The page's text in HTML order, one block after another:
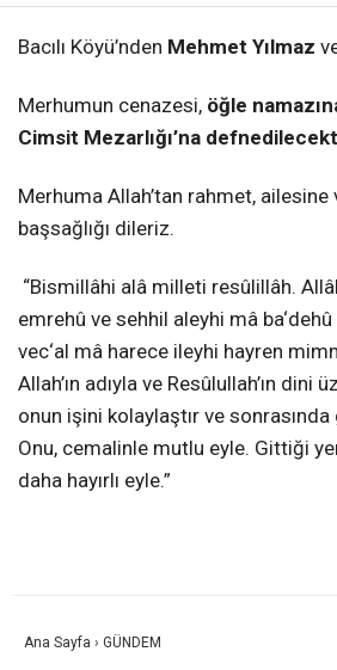
Bacılı Köyü’nden Mehmet Yılmaz
Merhumun cenazesi, öğle
Cimsit Mezarlığı’na
Merhuma Allah’tan rahmet, ailesine
başsağlığı dileriz.
“Bismillâhi alâ milleti resûlillâh.
emrehû ve sehhil aleyhi mâ
vec‘al mâ harece ileyhi hayren
Allah’ın adıyla ve Resûlullah’ın dini
onun işini kolaylaştır ve
Onu, cemalinle mutlu eyle. Gittiği
daha hayırlı eyle.”
Ana Sayfa › GÜNDEM